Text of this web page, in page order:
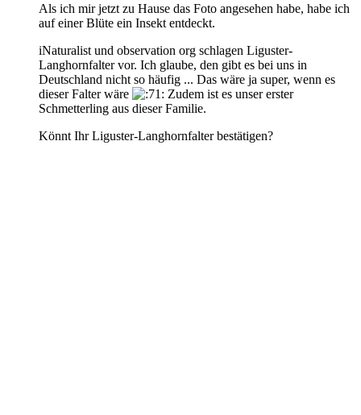
Als ich mir jetzt zu Hause das Foto angesehen habe, habe ich
auf einer Blüte ein Insekt entdeckt.
iNaturalist und observation org schlagen Liguster-
Langhornfalter vor. Ich glaube, den gibt es bei uns in
Deutschland nicht so häufig ... Das wäre ja super, wenn es
dieser Falter wäre
Zudem ist es unser erster
Schmetterling aus dieser Familie.
Könnt Ihr Liguster-Langhornfalter bestätigen?